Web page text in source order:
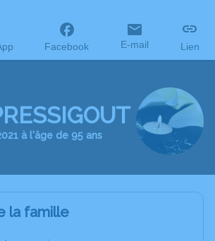
Facebook E-mail Lien
à l'âge de 95 ans
la famille